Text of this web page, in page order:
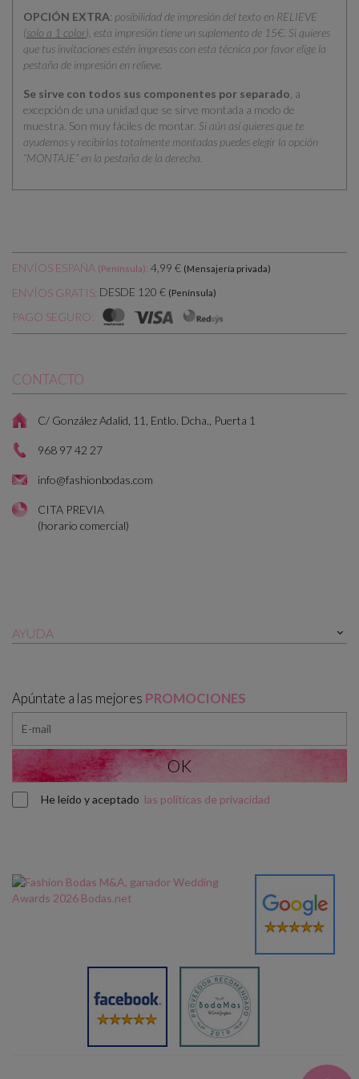
OPCIÓN EXTRA: posibilidad de impresión del texto en RELIEVE
(solo a 1 color), esta impresión tiene un suplemento de 15€. Si quieres
que tus invitaciones estén impresas con esta técnica por favor elige la
pestaña de impresión en relieve.
Se sirve con todos sus componentes por separado , a
excepción de una unidad que se sirve montada a modo de
muestra. Son muy fáciles de montar. Si aún así quieres que te
ayudemos y recibirlas totalmente montadas puedes elegir la opción
“MONTAJE” en la pestaña de la derecha.
ENVÍOS ESPAÑA (Península): 4,99 € (Mensajería privada)
ENVÍOS GRATIS: DESDE 120 € (Península)
PAGO SEGURO:
CONTACTO
C/ González Adalid, 11, Entlo. Dcha., Puerta 1
968 97 42 27
info@fashionbodas.com
CITA PREVIA
(horario comercial)
AYUDA 
Apúntate a las mejores PROMOCIONES
He leído y aceptado las políticas de privacidad